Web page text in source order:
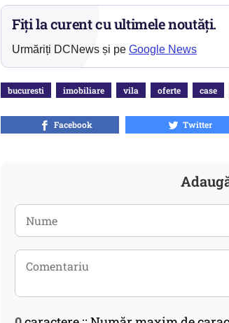
Fiți la curent cu ultimele noutăți.
Urmăriți DCNews și pe Google News
bucuresti imobiliare vila oferte case
Facebook Twitter